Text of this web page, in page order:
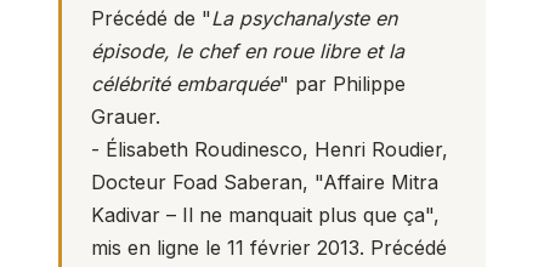
Précédé de "La psychanalyste en
épisode, le chef en roue libre et la
célébrité embarquée" par Philippe
Grauer.
- Élisabeth Roudinesco, Henri Roudier,
Docteur Foad Saberan, "Affaire Mitra
Kadivar – Il ne manquait plus que ça",
mis en ligne le 11 février 2013. Précédé